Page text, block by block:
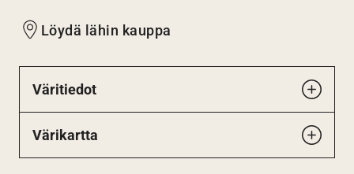
Löydä lähin kauppa
Väritiedot
Värikartta